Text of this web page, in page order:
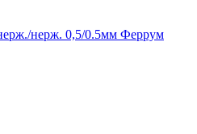
нерж. 0,5/0.5мм Феррум